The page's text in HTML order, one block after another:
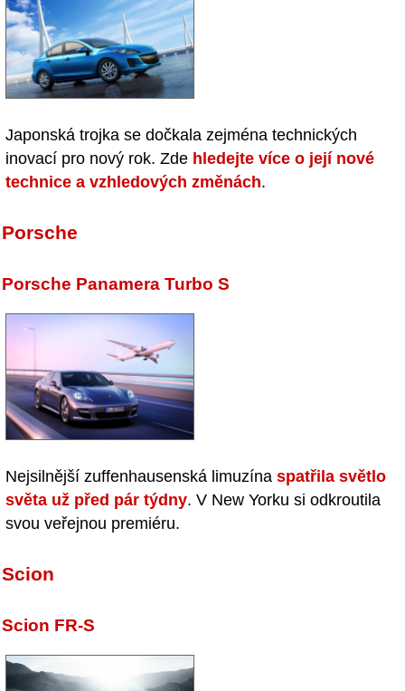
Japonská trojka se dočkala zejména technických
inovací pro nový rok. Zde hledejte více o její nové
technice a vzhledových změnách.
Porsche
Porsche Panamera Turbo S
Nejsilnější zuffenhausenská limuzína spatřila světlo
světa už před pár týdny. V New Yorku si odkroutila
svou veřejnou premiéru.
Scion
Scion FR-S